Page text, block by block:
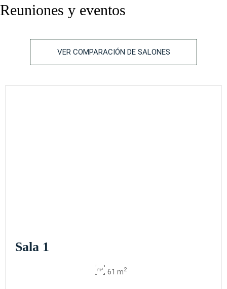
Reuniones y eventos
VER COMPARACIÓN DE SALONES
Sala 1
61 m2